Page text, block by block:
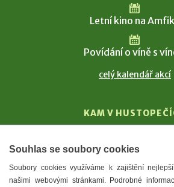
Letní kino na
Povídání o víně s
celý kalendář akcí
KAM V
T. G. Masaryk
Mandloně
Souhlas se soubory cookies
Soubory cookies využíváme k zajištění
našimi webovými stránkami. Podrobné